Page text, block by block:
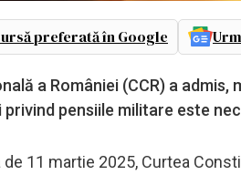
preferată în Google
a României (CCR) a
privind pensiile militare este
de 11 martie 2025, Curtea